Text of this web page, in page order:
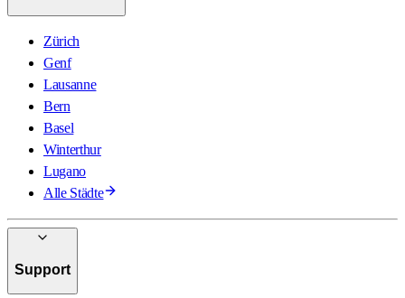
Zürich
Genf
Lausanne
Bern
Basel
Winterthur
Lugano
Alle Städte
Support